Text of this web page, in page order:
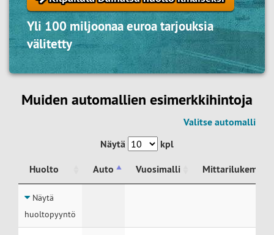
Yli 100 miljoonaa euroa tarjouksia
välitetty
Muiden automallien esimerkkihintoja
Valitse automalli
Näytä
kpl
Huolto
Auto Vuosimalli
Mittarilukema
Huolto
Näytä
huoltopyyntö